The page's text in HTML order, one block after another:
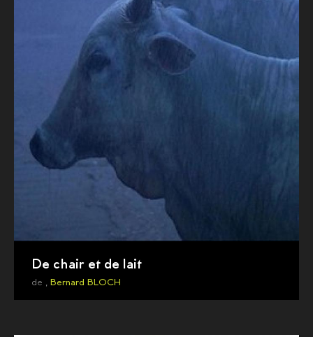
De chair et de lait
de , Bernard BLOCH